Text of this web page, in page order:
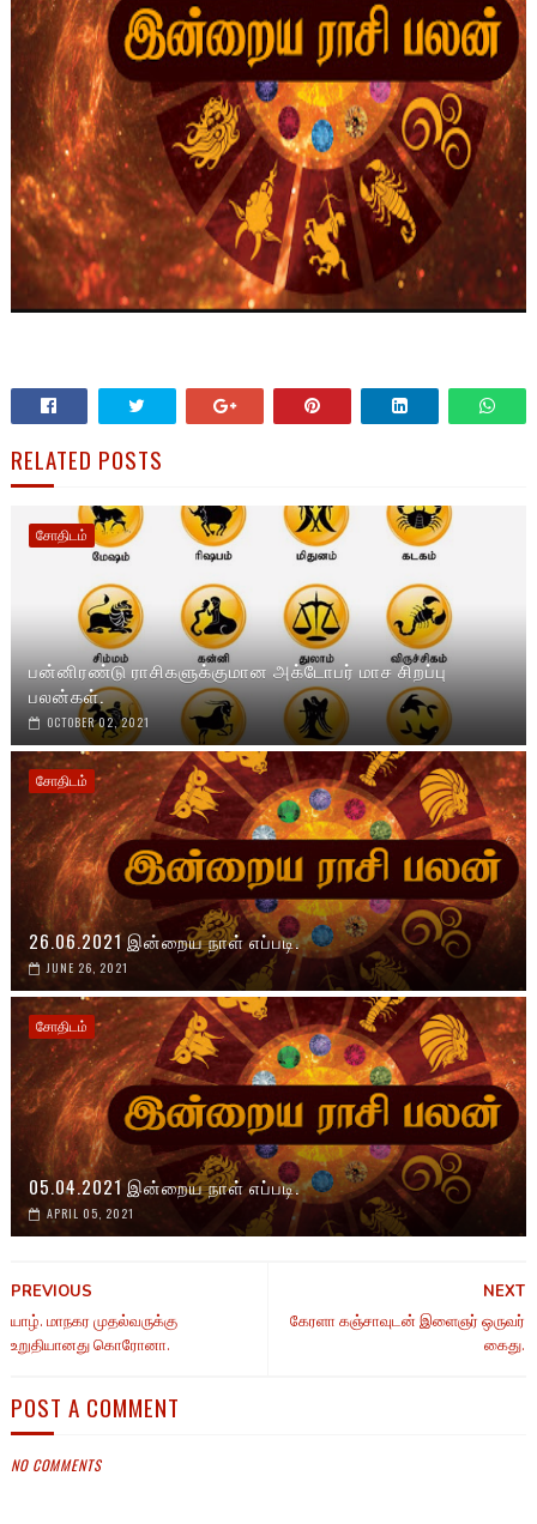
RELATED POSTS
சோதிடம்
பன்னிரண்டு ராசிகளுக்குமான அக்டோபர் மாச சிறப்பு
பலன்கள்.
OCTOBER 02, 2021
சோதிடம்
26.06.2021 இன்றைய நாள் எப்படி.
JUNE 26, 2021
சோதிடம்
05.04.2021 இன்றைய நாள் எப்படி.
APRIL 05, 2021
NEXT
கேரளா கஞ்சாவுடன் இளைஞர் ஒருவர்
கைது.
PREVIOUS
யாழ். மாநகர முதல்வருக்கு
உறுதியானது கொரோனா.
POST A COMMENT
NO COMMENTS